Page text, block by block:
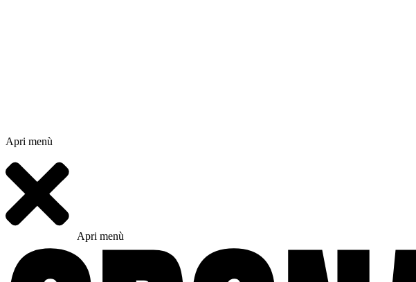
Apri menù
Apri menù